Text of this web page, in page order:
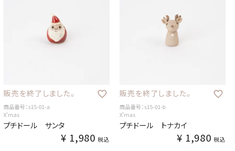
販売を終了しました。
商品番号：s15-01-a
X'mas
プチドール サンタ
¥ 1,980 税込
販売を終了しました。
商品番号：s15-01-b
X'mas
プチドール トナカイ
¥ 1,980 税込